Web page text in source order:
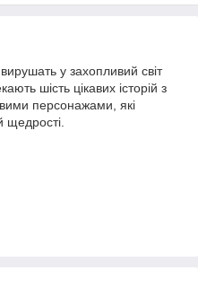
у захопливий світ
шість цікавих історій з
персонажами, які
щедрості.